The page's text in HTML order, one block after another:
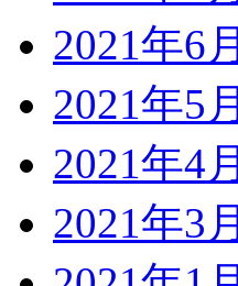
2021年6月
2021年5月
2021年4月
2021年3月